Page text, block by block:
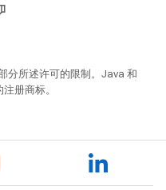
分所述许可的限制。Java 和
册商标。